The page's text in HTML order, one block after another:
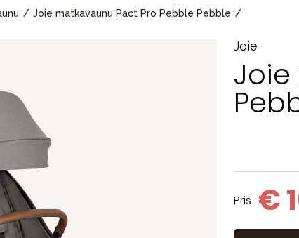
Joie matkavaunu Pact Pro Pebble Pebble
Joie
Pris €